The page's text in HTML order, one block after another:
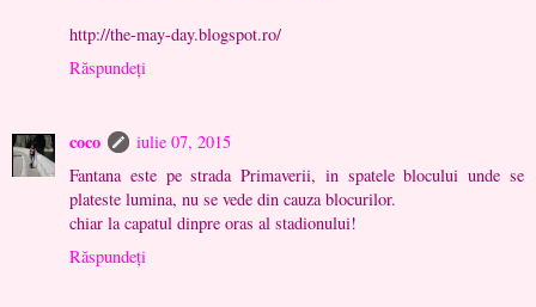
http://the-may-day.blogspot.ro/
Răspundeți
coco
iulie 07, 2015
Fantana este pe strada Primaverii, in spatele blocului unde se
plateste lumina, nu se vede din cauza blocurilor.
chiar la capatul dinpre oras al stadionului!
Răspundeți